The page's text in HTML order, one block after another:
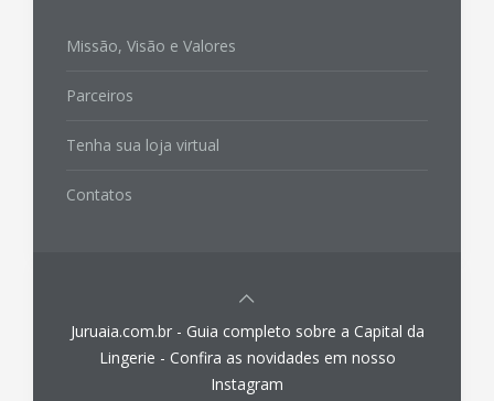
Missão, Visão e Valores
Parceiros
Tenha sua loja virtual
Contatos
Juruaia.com.br - Guia completo sobre a Capital da
Lingerie - Confira as novidades em nosso
Instagram